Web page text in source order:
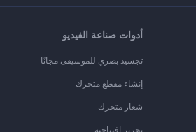
أدوات صناعة الفيديو
تجسيد بصري للموسيقى مجانًا
إنشاء مقطع متحرك
شعار متحرك
تحرير افتتاحية